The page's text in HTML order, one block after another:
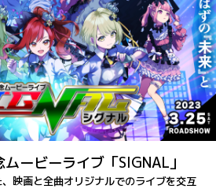
ービーライブ「SIGNAL」
映画と全曲オリジナルでのライブを交互